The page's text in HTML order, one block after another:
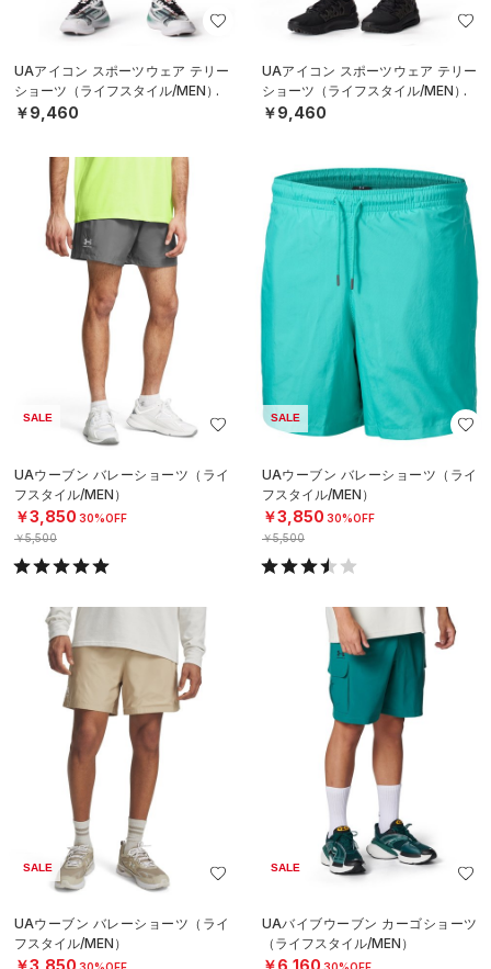
UAアイコン スポーツウェア テリー
ショーツ（ライフスタイル/MEN）
￥9,460
UAアイコン スポーツウェア テリー
ショーツ（ライフスタイル/MEN）
￥9,460
SALE
UAウーブン バレーショーツ（ライ
フスタイル/MEN）
￥3,850 30%OFF
￥5,500
SALE
UAウーブン バレーショーツ（ライ
フスタイル/MEN）
￥3,850 30%OFF
￥5,500
SALE
UAウーブン バレーショーツ（ライ
フスタイル/MEN）
SALE
UAバイブウーブン カーゴショーツ
（ライフスタイル/MEN）